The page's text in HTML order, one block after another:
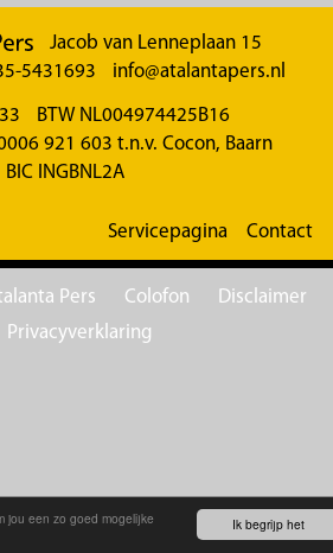
Ik begrijp het
jou een zo goed mogelijke
Jacob van Lenneplaan 15
5431693 info@atalantapers.nl
BTW NL004974425B16
921 603 t.n.v. Cocon, Baarn
BIC INGBNL2A
Servicepagina Contact
Pers Colofon
Disclaimer
Privacyverklaring